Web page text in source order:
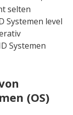
selten
Systemen level
Systemen
(ОS)